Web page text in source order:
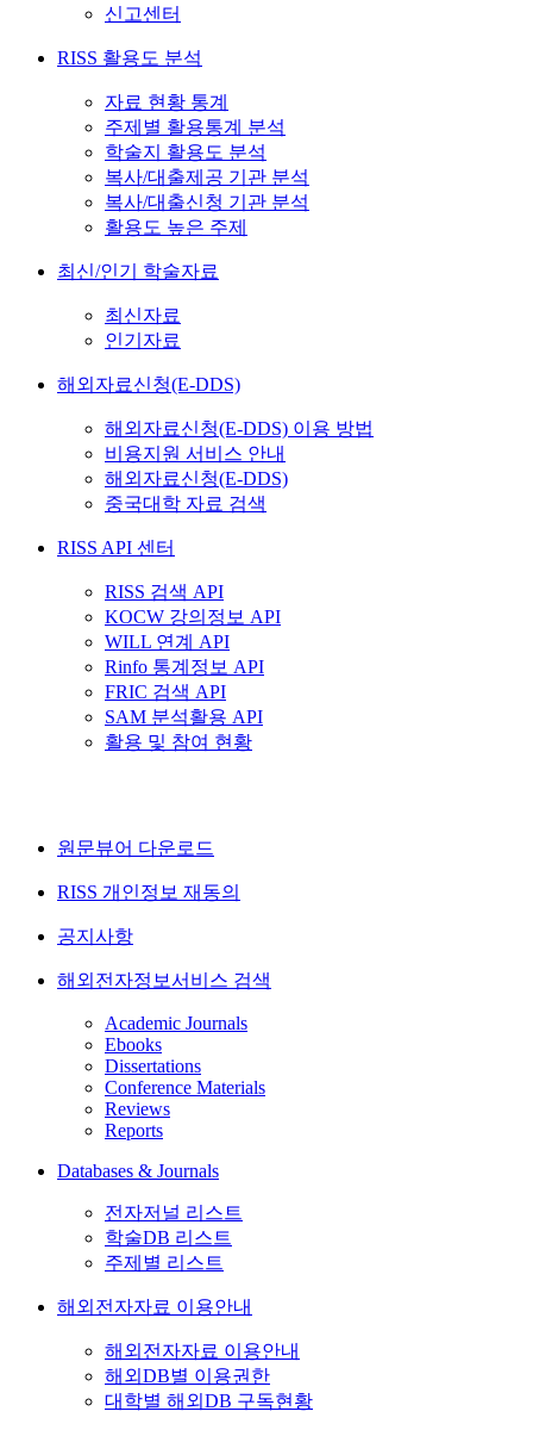
신고센터
RISS 활용도 분석
자료 현황 통계
주제별 활용통계 분석
학술지 활용도 분석
복사/대출제공 기관 분석
복사/대출신청 기관 분석
활용도 높은 주제
최신/인기 학술자료
최신자료
인기자료
해외자료신청(E-DDS)
해외자료신청(E-DDS) 이용 방법
비용지원 서비스 안내
해외자료신청(E-DDS)
중국대학 자료 검색
RISS API 센터
RISS 검색 API
KOCW 강의정보 API
WILL 연계 API
Rinfo 통계정보 API
FRIC 검색 API
SAM 분석활용 API
활용 및 참여 현황
원문뷰어 다운로드
RISS 개인정보 재동의
공지사항
해외전자정보서비스 검색
Academic Journals
Ebooks
Dissertations
Conference Materials
Reviews
Reports
Databases & Journals
전자저널 리스트
학술DB 리스트
주제별 리스트
해외전자자료 이용안내
해외전자자료 이용안내
해외DB별 이용권한
대학별 해외DB 구독현황